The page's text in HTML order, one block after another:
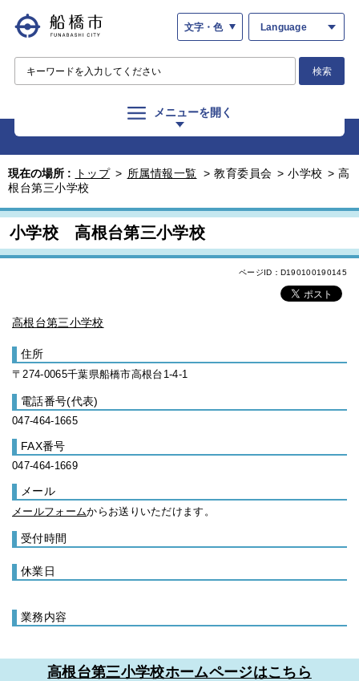
文字・色 Language
検索
メニューを開く
現在の場所 : トップ > 所属情報一覧 > 教育委員会 > 小学校 > 高
根台第三小学校
小学校 高根台第三小学校
ページID：D190100190145
高根台第三小学校
住所
〒274-0065千葉県船橋市高根台1-4-1
電話番号(代表)
047-464-1665
FAX番号
047-464-1669
メール
メールフォームからお送りいただけます。
受付時間
休業日
業務内容
高根台第三小学校ホームページはこちら